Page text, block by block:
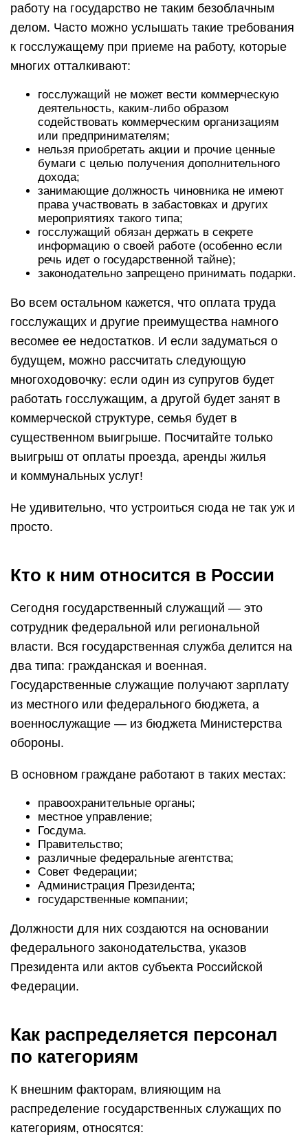
работу на государство не таким безоблачным
делом. Часто можно услышать такие требования
к госслужащему при приеме на работу, которые
многих отталкивают:
госслужащий не может вести коммерческую
деятельность, каким-либо образом
содействовать коммерческим организациям
или предпринимателям;
нельзя приобретать акции и прочие ценные
бумаги с целью получения дополнительного
дохода;
занимающие должность чиновника не имеют
права участвовать в забастовках и других
мероприятиях такого типа;
госслужащий обязан держать в секрете
информацию о своей работе (особенно если
речь идет о государственной тайне);
законодательно запрещено принимать подарки.
Во всем остальном кажется, что оплата труда
госслужащих и другие преимущества намного
весомее ее недостатков. И если задуматься о
будущем, можно рассчитать следующую
многоходовочку: если один из супругов будет
работать госслужащим, а другой будет занят в
коммерческой структуре, семья будет в
существенном выигрыше. Посчитайте только
выигрыш от оплаты проезда, аренды жилья
и коммунальных услуг!
Не удивительно, что устроиться сюда не так уж и
просто.
Кто к ним относится в России
Сегодня государственный служащий — это
сотрудник федеральной или региональной
власти. Вся государственная служба делится на
два типа: гражданская и военная.
Государственные служащие получают зарплату
из местного или федерального бюджета, а
военнослужащие — из бюджета Министерства
обороны.
В основном граждане работают в таких местах:
правоохранительные органы;
местное управление;
Госдума.
Правительство;
различные федеральные агентства;
Совет Федерации;
Администрация Президента;
государственные компании;
Должности для них создаются на основании
федерального законодательства, указов
Президента или актов субъекта Российской
Федерации.
Как распределяется персонал
по категориям
К внешним факторам, влияющим на
распределение государственных служащих по
категориям, относятся: